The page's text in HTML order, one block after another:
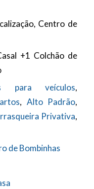
Centro de
+1 Colchão de
para veículos,
, Alto Padrão,
Privativa,
de Bombinhas